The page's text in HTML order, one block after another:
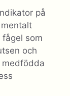
på
fågel som
och
medfödda